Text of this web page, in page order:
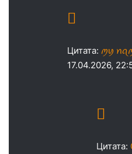
Цитата: ꪑꪗ
17.04.2026,
Цитата: